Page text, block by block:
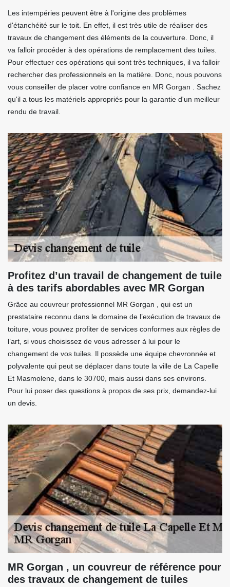
Les intempéries peuvent être à l'origine des problèmes
d'étanchéité sur le toit. En effet, il est très utile de réaliser des
travaux de changement des éléments de la couverture. Donc, il
va falloir procéder à des opérations de remplacement des tuiles.
Pour effectuer ces opérations qui sont très techniques, il va falloir
rechercher des professionnels en la matière. Donc, nous pouvons
vous conseiller de placer votre confiance en MR Gorgan . Sachez
qu'il a tous les matériels appropriés pour la garantie d'un meilleur
rendu de travail.
Profitez d’un travail de changement de tuile
à des tarifs abordables avec MR Gorgan
Grâce au couvreur professionnel MR Gorgan , qui est un
prestataire reconnu dans le domaine de l’exécution de travaux de
toiture, vous pouvez profiter de services conformes aux règles de
l’art, si vous choisissez de vous adresser à lui pour le
changement de vos tuiles. Il possède une équipe chevronnée et
polyvalente qui peut se déplacer dans toute la ville de La Capelle
Et Masmolene, dans le 30700, mais aussi dans ses environs.
Pour lui poser des questions à propos de ses prix, demandez-lui
un devis.
MR Gorgan , un couvreur de référence pour
des travaux de changement de tuiles